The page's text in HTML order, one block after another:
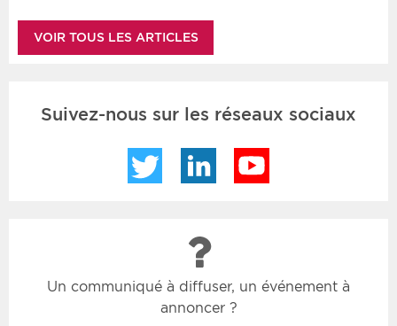
VOIR TOUS LES ARTICLES
Suivez-nous sur les réseaux sociaux
Twitter LinkedIn
Un communiqué à diffuser, un événement à
annoncer ?